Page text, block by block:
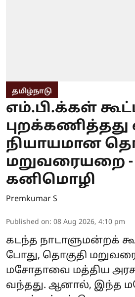
தமிழ்நாடு
எம்.பி.க்கள்
புறக்கணித்தது
நியாயமான
மறுவரையறை -
கனிமொழி
Premkumar S
Published on: 08 Aug 2026, 4:10 pm
கடந்த நாடாளுமன்றக்
போது, தொகுதி
மசோதாவை மத்திய
வந்தது. ஆனால், இந்த